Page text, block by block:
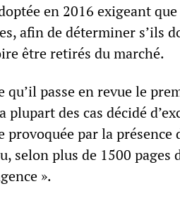
en 2016 exigeant que
afin de déterminer s’ils
être retirés du marché.
qu’il passe en revue le
des cas décidé
par la présence
selon plus de 1500 pages
».